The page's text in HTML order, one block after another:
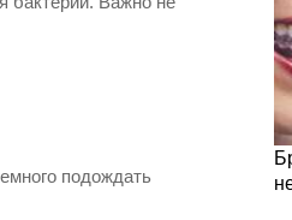
подождать